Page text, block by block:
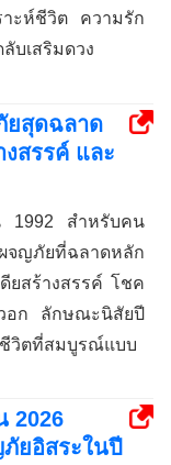
าะห์ชีวิต ความรัก
บเสริมดวง
ยสุดฉลาด
สรรค์ และ
1992 สำหรับคน
จญภัยที่ฉลาดหลัก
ยสร้างสรรค์ โชค
อก ลักษณะนิสัยปี
ชีวิตที่สมบูรณ์แบบ
2026
ยอิสระในปี